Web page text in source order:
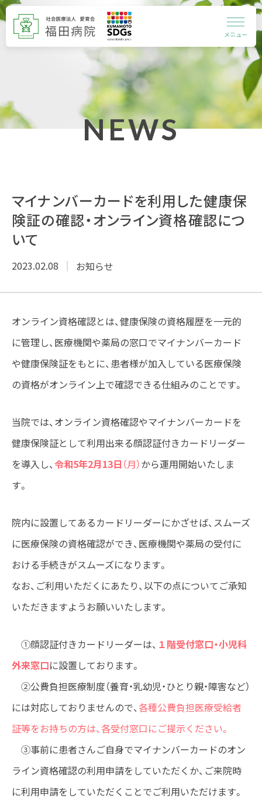
メニュー
NEWS
マイナンバーカードを利用した健康保
険証の確認・オンライン資格確認につ
いて
2023.02.08 お知らせ
オンライン資格確認とは、健康保険の資格履歴を一元的
に管理し、医療機関や薬局の窓口でマイナンバーカード
や健康保険証をもとに、患者様が加入している医療保険
の資格がオンライン上で確認できる仕組みのことです。
当院では、オンライン資格確認やマイナンバーカードを
健康保険証として利用出来る顔認証付きカードリーダー
を導入し、令和5年2月13日 （月）から運用開始いたしま
す。
院内に設置してあるカードリーダーにかざせば、スムーズ
に医療保険の資格確認ができ、医療機関や薬局の受付に
おける手続きがスムーズになります。
なお、ご利用いただくにあたり、以下の点についてご承知
いただきますようお願いいたします。
①顔認証付きカードリーダーは、 １階受付窓口・小児科
外来窓口に設置しております。
②公費負担医療制度（養育・乳幼児・ひとり親・障害など）
には対応しておりませんので、各種公費負担医療受給者
証等をお持ちの方は、各受付窓口にご提示ください。
③事前に患者さんご自身でマイナンバーカードのオン
ライン資格確認の利用申請をしていただくか、ご来院時
に利用申請をしていただくことでご利用いただけます。